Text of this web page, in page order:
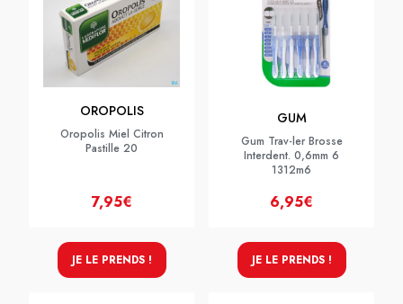
OROPOLIS
Oropolis Miel Citron
Pastille 20
7,95€
JE LE PRENDS !
GUM
Gum Trav-ler Brosse
Interdent. 0,6mm 6
1312m6
6,95€
JE LE PRENDS !